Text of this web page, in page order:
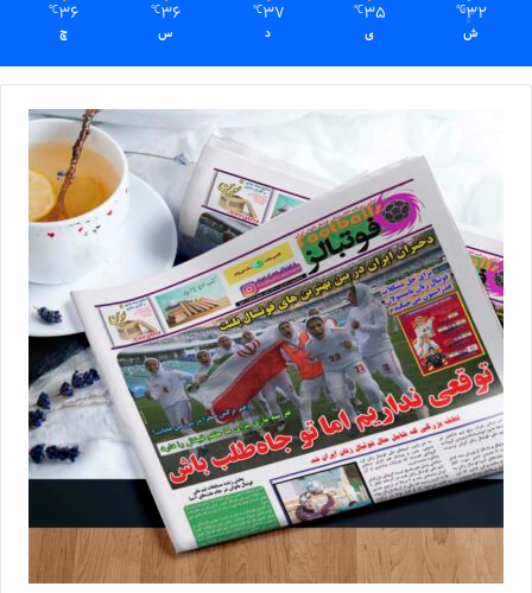
32
℃
ش
35
℃
ی
37
℃
د
36
℃
س
36
℃
چ